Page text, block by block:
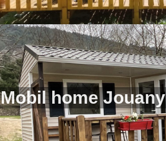
Mobil home Jouany